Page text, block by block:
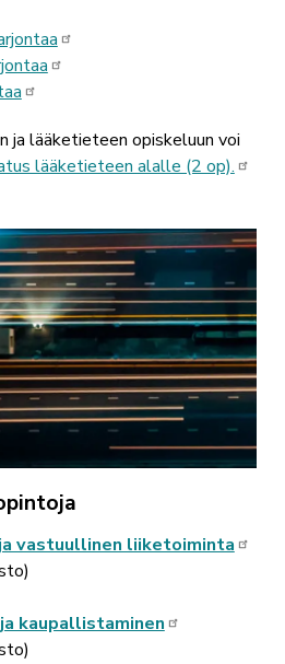
ja lääketieteen opiskeluun voi
lääketieteen alalle (2 op).
vastuullinen liiketoiminta
kaupallistaminen